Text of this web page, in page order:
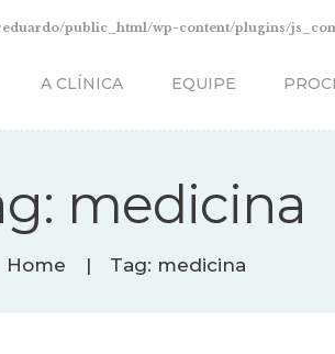
public_html/wp-content/plugins/
A CLÍNICA EQUIPE
medicina
Home Tag: medicina